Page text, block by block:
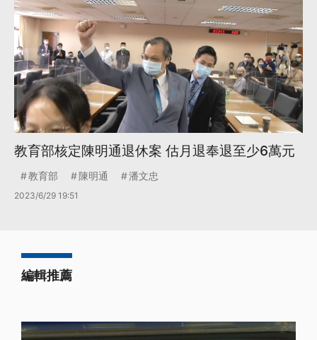
教育部核定陳明通退休案 估月退奉退至少6萬元
教育部 陳明通 潘文忠
2023/6/29 19:51
編輯推薦